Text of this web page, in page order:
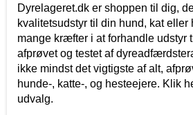
Dyrelageret.dk er shoppen til dig,
kvalitetsudstyr til din hund, kat
mange kræfter i at forhandle udstyr
afprøvet og testet af
ikke mindst det vigtigste af alt,
hunde-, katte-, og hesteejere. Klik
udvalg.